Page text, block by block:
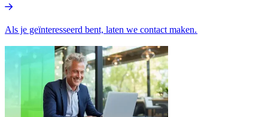
Als je geïnteresseerd bent, laten we contact maken.​​